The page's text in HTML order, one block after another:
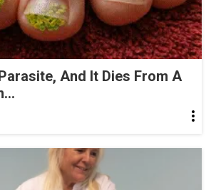
And It Dies From A